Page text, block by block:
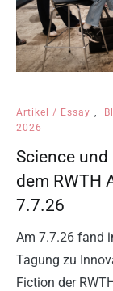
Artikel / Essay ,
2026
Science
dem RWTH
7.7.26
Am 7.7.26 fand
Tagung zu
Fiction der